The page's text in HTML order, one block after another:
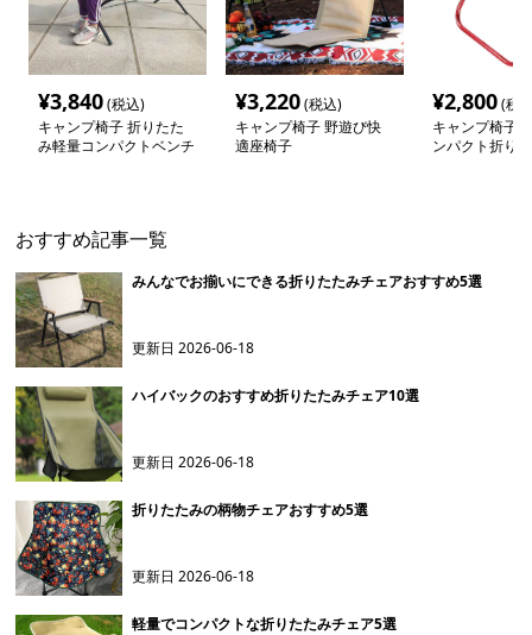
¥3,840(税込)
キャンプ椅子 折りたた
み軽量コンパクトベンチ
¥3,220(税込)
キャンプ椅子 野遊び快
適座椅子
¥2,800(税
キャンプ椅子
ンパクト折り
おすすめ記事一覧
みんなでお揃いにできる折りたたみチェアおすすめ5選
更新日2026-06-18
ハイバックのおすすめ折りたたみチェア10選
更新日2026-06-18
折りたたみの柄物チェアおすすめ5選
更新日2026-06-18
軽量でコンパクトな折りたたみチェア5選